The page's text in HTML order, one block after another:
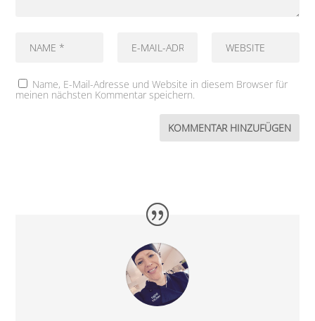
Name, E-Mail-Adresse und Website in diesem Browser für
meinen nächsten Kommentar speichern.